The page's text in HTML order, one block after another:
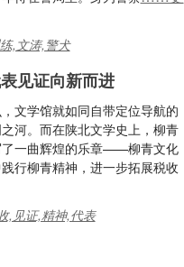
,文涛,警犬
见证向新而进
文学馆就如同自带定位导航的
河。而在陕北文学史上，柳青
了一曲辉煌的乐章——柳青文化
行柳青精神，进一步拓展税收
,见证,精神,代表